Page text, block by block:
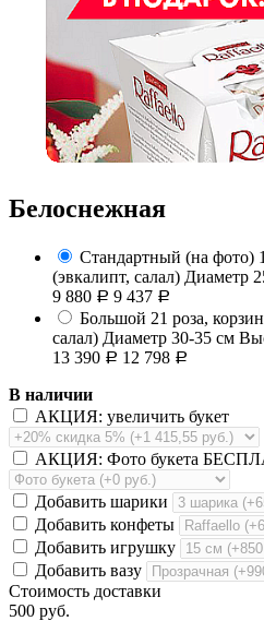
Белоснежная
Стандартный (на фото)
(эвкалипт, салал) Диаметр
9 880 Р 9 437 Р
Большой 21 роза,
салал) Диаметр 30-35 см
13 390 Р 12 798 Р
В наличии
АКЦИЯ: увеличить букет
АКЦИЯ: Фото букета
Добавить шарики
Добавить конфеты
Добавить игрушку
Добавить вазу
Стоимость доставки
500 руб.